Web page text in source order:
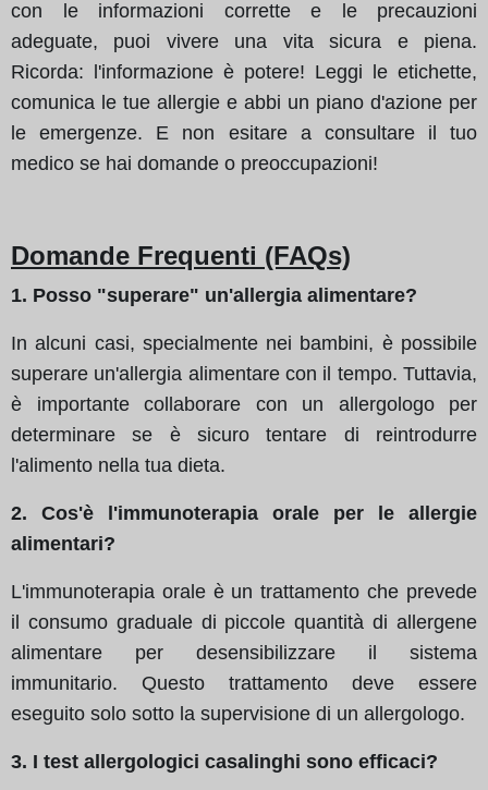
con le informazioni corrette e le precauzioni
adeguate, puoi vivere una vita sicura e piena.
Ricorda: l'informazione è potere! Leggi le etichette,
comunica le tue allergie e abbi un piano d'azione per
le emergenze. E non esitare a consultare il tuo
medico se hai domande o preoccupazioni!
Domande Frequenti (FAQs)
1. Posso "superare" un'allergia alimentare?
In alcuni casi, specialmente nei bambini, è possibile
superare un'allergia alimentare con il tempo. Tuttavia,
è importante collaborare con un allergologo per
determinare se è sicuro tentare di reintrodurre
l'alimento nella tua dieta.
2. Cos'è l'immunoterapia orale per le allergie
alimentari?
L'immunoterapia orale è un trattamento che prevede
il consumo graduale di piccole quantità di allergene
alimentare per desensibilizzare il sistema
immunitario. Questo trattamento deve essere
eseguito solo sotto la supervisione di un allergologo.
3. I test allergologici casalinghi sono efficaci?